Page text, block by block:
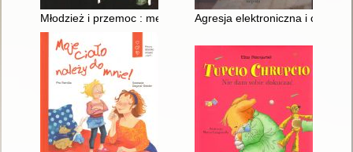
Młodzież i przemoc : mechanizmy socjologiczno-
Agresja elektroniczna i